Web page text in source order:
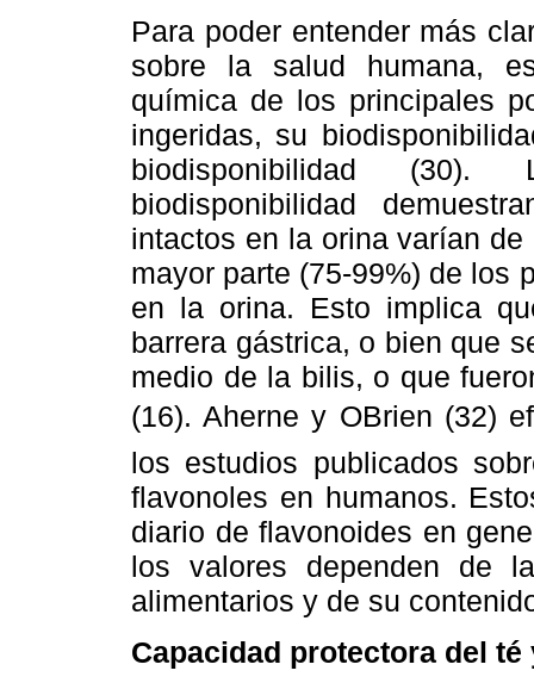
Para poder entender más
sobre la salud humana,
química de los principales
ingeridas, su
biodisponibilidad
biodisponibilidad
intactos en la orina varían
mayor parte (75-99%) de los
en la orina. Esto implica
barrera gástrica, o bien que
medio de la bilis, o que
(16). Aherne y OBrien (32)
los estudios publicados
flavonoles en humanos.
diario de flavonoides en
los valores dependen de
alimentarios y de su
Capacidad protectora del